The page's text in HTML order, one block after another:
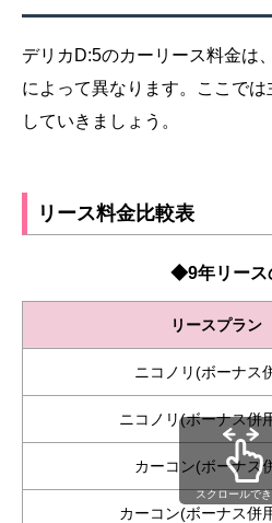
デリカD:5のカーリース料金は
によって異なります。ここで
していきましょう。
リース料金比較表
◆9年リース
リースプラン
ニコノリ(ボーナス
ニコノリ(ボーナス併
カーコン(ボーナス
カーコン(ボーナス併
スクロールで